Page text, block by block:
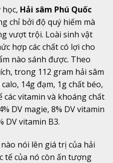
Hải sâm Phú Quốc
chỉ bởi độ quý hiếm mà
vượt trội. Loài sinh vật
hợp các chất có lợi cho
nào sánh được. Theo
trong 112 gram hải sâm
14g đạm, 1g chất béo,
vitamin và khoáng chất
DV magie, 8% DV vitamin
DV vitamin B3.
nói lên giá trị của hải
tế của nó còn ấn tượng